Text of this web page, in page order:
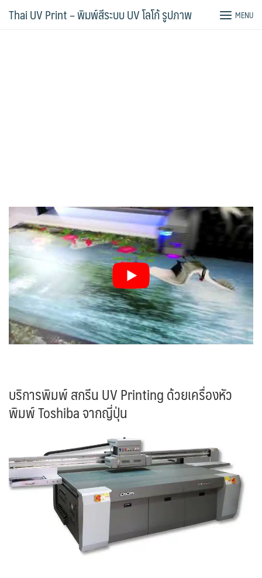
Thai UV Print – พิมพ์สีระบบ UV โลโก้ รูปภาพ MENU
บริการพิมพ์ สกรีน UV Printing ด้วยเครื่องหัว
พิมพ์ Toshiba จากญี่ปุ่น